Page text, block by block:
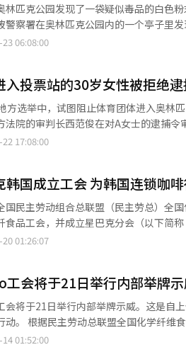
匹克公园发现了一袋疑似毒品的白色粉末，
察署在奥林匹克公园内的一个亭子里发现了一个装有
场约300米。 警方在17日下午3时59分接到关于奥林匹克公园内有疑似毒品白粉的举报后
’用塑料袋不同。”※ 本报道经人工智能
06:08:00
入投票站的30岁女性被拒绝
举中，试图阻止体育团体进入奥林匹克公园手球场的
法院的审判长西范俊在对A女士的逮捕
的贞德”，并称其为“奥达尔克”。 西审判长还对一名因非法
球场的30岁男性表示：“没有证据毁灭和逃跑的风
察辱骂并阻碍通行的三名男性中的一名，逮捕令已被批准。 西审
重性，有逃跑的风险”。※ 本报道经人
17:08:00
韩国成立工会 为韩国连锁咖
国民主劳动组合总联盟（民主劳总）全
食品工会，并成立星巴克分会（以下简
星巴克韩国正式进入劳资协商新阶段。 分会表示，公司长期以来虽通过内部员工沟
各时段人手持续减少、促销及营销活动
以兼顾副业，以及工伤申请困难等问题
，此前员工曾多次通过卡车示威、摆放花圈等方式要求公司改善劳动环境。在尚未
的2021年和2024年，星巴克韩国员工还
担，并要求增加人手、改善待遇。不过，
01:26:07
工会将于21日举行内部举牌
会将于21日举行内部举牌示威。这是自
动。 根据民主劳动总联盟全国化学纤维
韩国京畿道城南市板桥Kakao总部内部
01:52:00